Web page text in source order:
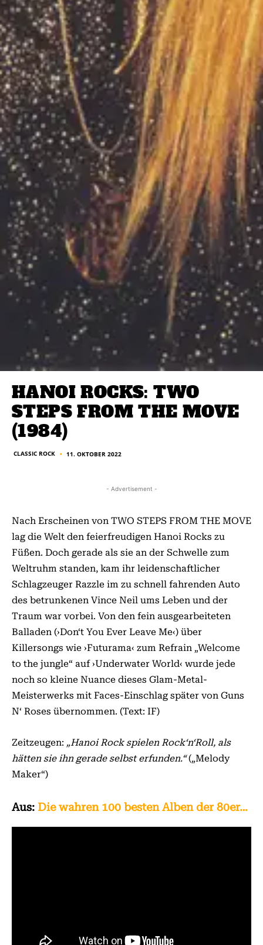
HANOI ROCKS: TWO
STEPS FROM THE MOVE
(1984)
CLASSIC ROCK ■ 11. OKTOBER 2022
- Advertisement -
Nach Erscheinen von TWO STEPS FROM THE MOVE
lag die Welt den feierfreudigen Hanoi Rocks zu
Füßen. Doch gerade als sie an der Schwelle zum
Weltruhm standen, kam ihr leidenschaftlicher
Schlagzeuger Razzle im zu schnell fahrenden Auto
des betrunkenen Vince Neil ums Leben und der
Traum war vorbei. Von den fein ausgearbeiteten
Balladen (›Don‘t You Ever Leave Me‹) über
Killersongs wie ›Futurama‹ zum Refrain „Welcome
to the jungle“ auf ›Underwater World‹ wurde jede
noch so kleine Nuance dieses Glam-Metal-
Meisterwerks mit Faces-Einschlag später von Guns
N‘ Roses übernommen. (Text: IF)
Zeitzeugen: „Hanoi Rock spielen Rock‘n‘Roll, als
hätten sie ihn gerade selbst erfunden.“(„Melody
Maker“)
Aus: Die wahren 100 besten Alben der 80er…